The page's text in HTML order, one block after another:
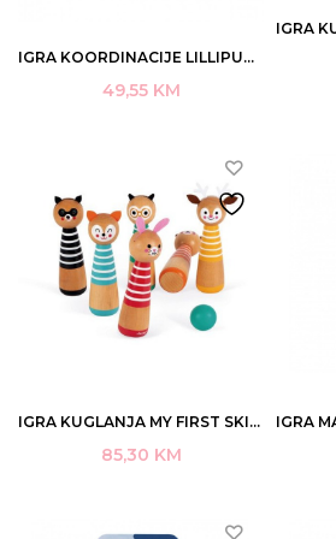
IGRA KOORDINACIJE LILLIPUTIENS JOE'S TREASURE 10X10X10CM 4+ART.83379 (2)
49,55 KM
IGRA KUGLANJA MY FIRST SKITTLES JANOD ART. J03200
85,30 KM